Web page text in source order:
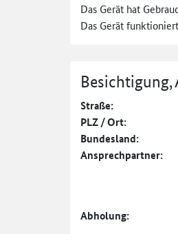
Das Gerät hat
Das Gerät
Besichtigung,
Straße:
PLZ / Ort:
Bundesland:
Ansprechpartner:
Abholung: